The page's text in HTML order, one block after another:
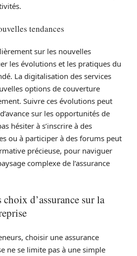
tendances
sur les nouvelles
les évolutions et les pratiques du
La digitalisation des services
options de couverture
Suivre ces évolutions peut
sur les opportunités de
hésiter à s’inscrire à des
ou à participer à des forums peut
précieuse, pour naviguer
complexe de l’assurance
choix d’assurance sur la
choisir une assurance
ne se limite pas à une simple